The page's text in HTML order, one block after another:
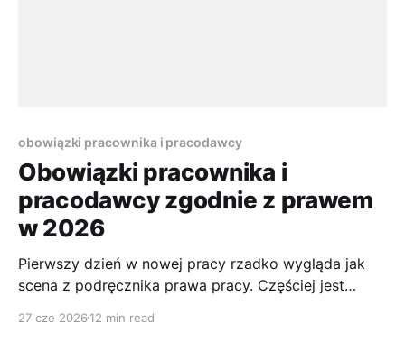
obowiązki pracownika i pracodawcy
Obowiązki pracownika i
pracodawcy zgodnie z prawem
w 2026
Pierwszy dzień w nowej pracy rzadko wygląda jak
scena z podręcznika prawa pracy. Częściej jest
wdrożenie i próba zrozumienia, kto za co
27 cze 2026 12 min read